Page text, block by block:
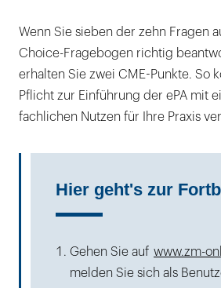
Wenn Sie sieben der zehn Fragen
Choice-Fragebogen richtig
erhalten Sie zwei CME-Punkte. So
Pflicht zur Einführung der ePA mit
fachlichen Nutzen für Ihre Praxis
Hier geht's zur
Gehen Sie auf www.zm-
melden Sie sich als